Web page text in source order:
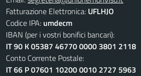
Fatturazione Elettronica: UFLHJO
Codice IPA: umdecm
IBAN (per i vostri bonifici bancari):
IT 90 K 05387 46770 0000 3801 2118
Conto Corrente Postale:
IT 66 P 07601 10200 0010 2727 5963